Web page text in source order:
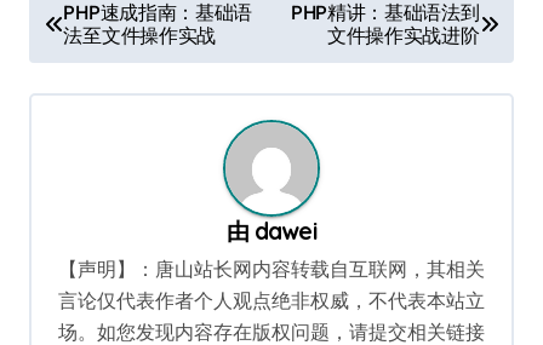
章
导
PHP速成指南：基础语
法至文件操作实战
PHP精讲：基础语法到
文件操作实战进阶
由 dawei
【声明】：唐山站长网内容转载自互联网，其相关
言论仅代表作者个人观点绝非权威，不代表本站立
场。如您发现内容存在版权问题，请提交相关链接